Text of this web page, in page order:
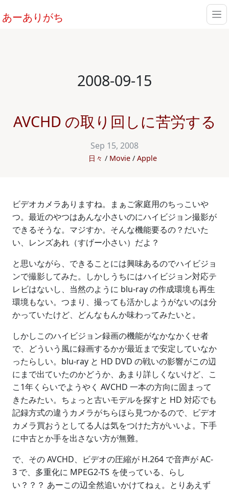
あーありがち
2008-09-15
AVCHD の取り回しに苦労する
Sep 15, 2008
日々 Movie Apple
ビデオカメラありますね。まぁご家庭用のちっこいや
つ。最近のやつはあんな小さいのにハイビジョン撮影が
できるそうな。マジすか。そんな機能要るの？だいた
い、レンズあれ（すげー小さい）だよ？
と思いながら、できることには興味あるのでハイビジョ
ンで撮影してみた。しかしうちにはハイビジョン対応テ
レビはないし、当然のように blu-ray の作成環境も再生
環境もない。つまり、撮っても活かしようがないのは分
かっていたけど、どんなもんか味わってみたいと。
しかしこのハイビジョン録画の機能がなかなかくせ者
で、どういう風に録画するかが最近まで安定していなか
ったらしい。blu-ray と HD DVD の戦いの影響がこの辺
にまで出ていたのかどうか、あまり詳しくないけど、こ
こ1年くらいでようやく AVCHD 一本の方向に固まって
きたみたい。ちょっと古いモデルを探すと HD 対応でも
記録方式の違うカメラがちらほら見つかるので、ビデオ
カメラ買おうとしてる人は気をつけた方がいいよ。下手
に中古とか手を出さない方が無難。
で、その AVCHD、ビデオの圧縮が H.264 で音声が AC-
3 で、多重化に MPEG2-TS を使っている、らし
い？？？ あーこの辺全然追いかけてねぇ。とりあえず